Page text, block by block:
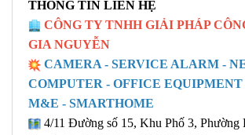
THÔNG TIN LIÊN HỆ
CÔNG TY TNHH GIẢI PHÁP
GIA NGUYỄN
CAMERA - SERVICE ALARM -
COMPUTER - OFFICE EQUIPMENT
M&E - SMARTHOME
4/11 Đường số 15, Khu Phố 3, Phường